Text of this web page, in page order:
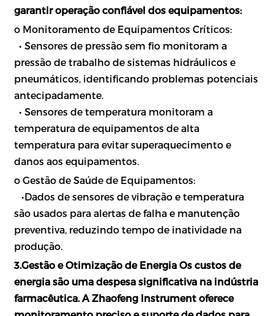
garantir operação confiável dos equipamentos:
o Monitoramento de Equipamentos Críticos:
• Sensores de pressão sem fio monitoram a
pressão de trabalho de sistemas hidráulicos e
pneumáticos, identificando problemas potenciais
antecipadamente.
• Sensores de temperatura monitoram a
temperatura de equipamentos de alta
temperatura para evitar superaquecimento e
danos aos equipamentos.
o Gestão de Saúde de Equipamentos:
•Dados de sensores de vibração e temperatura
são usados para alertas de falha e manutenção
preventiva, reduzindo tempo de inatividade na
produção.
3.Gestão e Otimização de Energia Os custos de
energia são uma despesa significativa na indústria
farmacêutica. A Zhaofeng Instrument oferece